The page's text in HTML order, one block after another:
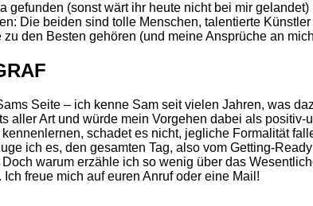
gefunden (sonst wärt ihr heute nicht bei mir
Die beiden sind tolle Menschen, talentierte
den Besten gehören (und meine Ansprüche an
Seite – ich kenne Sam seit vielen Jahren, was
aller Art und würde mein Vorgehen dabei als
schadet es nicht, jegliche Formalität
ich es, den gesamten Tag, also vom Getting-
warum erzähle ich so wenig über das
freue mich auf euren Anruf oder eine Mail!